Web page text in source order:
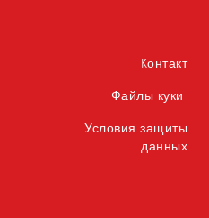
Kонтакт
Файлы куки
Условия защиты
данных